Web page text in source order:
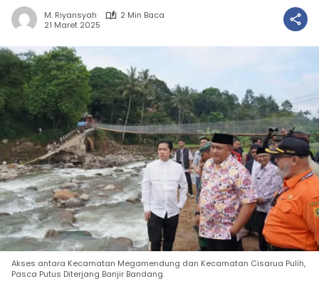
M. Riyansyah
2 Min Baca
21 Maret 2025
Akses antara Kecamatan Megamendung dan Kecamatan Cisarua Pulih,
Pasca Putus Diterjang Banjir Bandang.